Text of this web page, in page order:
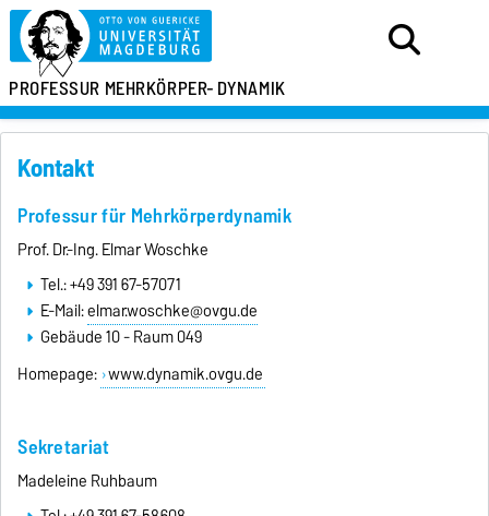
PROFESSUR MEHRKÖRPER-DYNAMIK
Kontakt
Professur für Mehrkörperdynamik
Prof. Dr.-Ing. Elmar Woschke
Tel.: +49 391 67-57071
E-Mail:elmar.woschke@ovgu.de
Gebäude 10 - Raum 049
Homepage: www.dynamik.ovgu.de
Sekretariat
Madeleine Ruhbaum